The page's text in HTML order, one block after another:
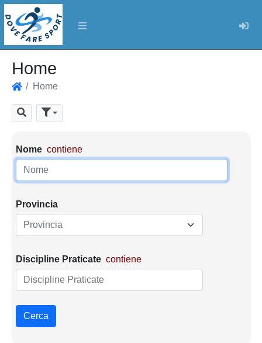
Home
Home
CercaParametri di ricerca
Nome contiene
Provincia
Provincia
Discipline Praticate contiene
Cerca